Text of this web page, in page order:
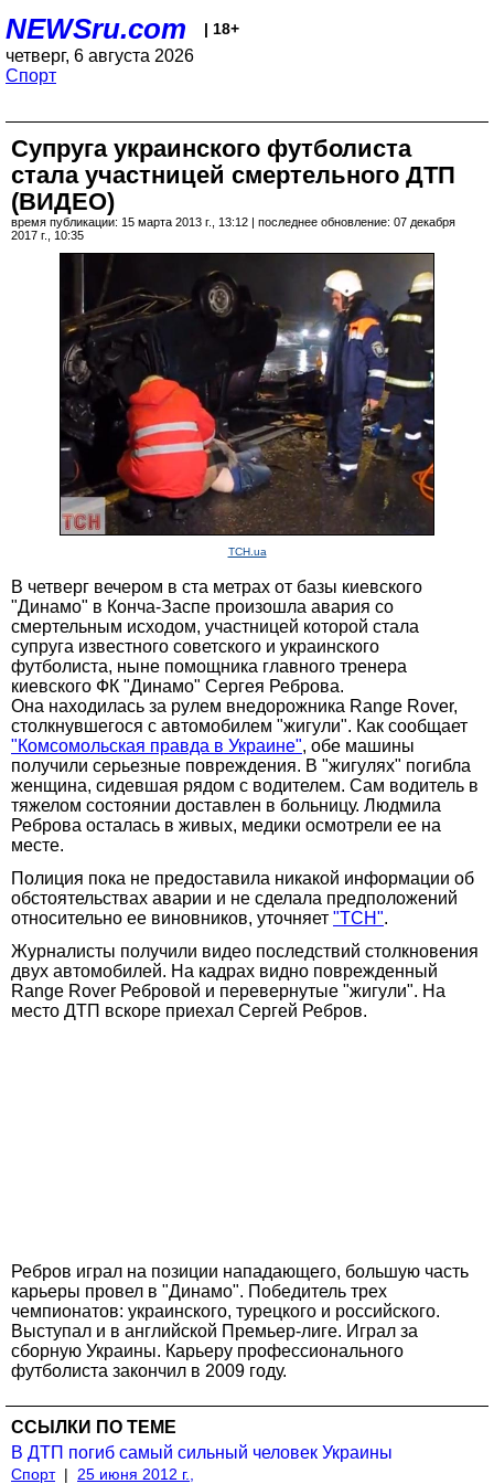
NEWSru.com | 18+
четверг, 6 августа 2026
Спорт
Супруга украинского футболиста
стала участницей смертельного ДТП
(ВИДЕО)
время публикации: 15 марта 2013 г., 13:12 | последнее обновление: 07 декабря
2017 г., 10:35
TCH.ua
В четверг вечером в ста метрах от базы киевского
"Динамо" в Конча-Заспе произошла авария со
смертельным исходом, участницей которой стала
супруга известного советского и украинского
футболиста, ныне помощника главного тренера
киевского ФК "Динамо" Сергея Реброва.
Она находилась за рулем внедорожника Range Rover,
столкнувшегося с автомобилем "жигули". Как сообщает
"Комсомольская правда в Украине", обе машины
получили серьезные повреждения. В "жигулях" погибла
женщина, сидевшая рядом с водителем. Сам водитель в
тяжелом состоянии доставлен в больницу. Людмила
Реброва осталась в живых, медики осмотрели ее на
месте.
Полиция пока не предоставила никакой информации об
обстоятельствах аварии и не сделала предположений
относительно ее виновников, уточняет "ТСН".
Журналисты получили видео последствий столкновения
двух автомобилей. На кадрах видно поврежденный
Range Rover Ребровой и перевернутые "жигули". На
место ДТП вскоре приехал Сергей Ребров.
Ребров играл на позиции нападающего, большую часть
карьеры провел в "Динамо". Победитель трех
чемпионатов: украинского, турецкого и российского.
Выступал и в английской Премьер-лиге. Играл за
сборную Украины. Карьеру профессионального
футболиста закончил в 2009 году.
ССЫЛКИ ПО ТЕМЕ
В ДТП погиб самый сильный человек Украины
Спорт | 25 июня 2012 г.,